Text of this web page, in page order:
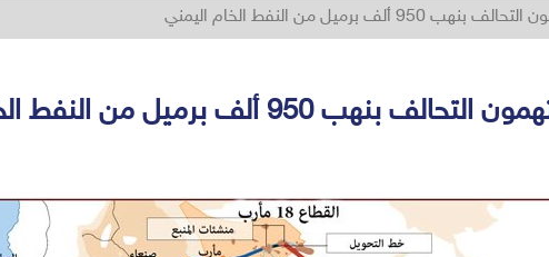
ألف برميل من النفط الخام اليمني
بنهب 950 ألف برميل من النفط الخام اليمني